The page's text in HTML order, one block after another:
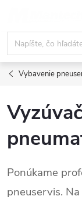
obsah
Vybavenie
Ponúkame
pneuservis.